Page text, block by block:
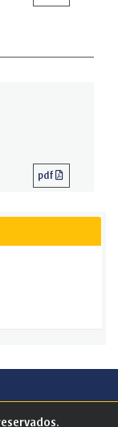
pdf